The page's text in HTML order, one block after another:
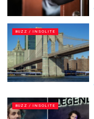
BUZZ / INSOLITE
BUZZ / INSOLITE